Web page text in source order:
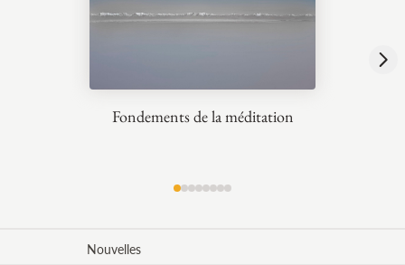
Fondements de la méditation
Nouvelles